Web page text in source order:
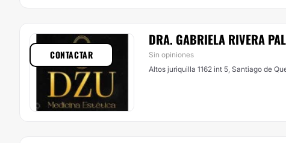
DRA. GABRIELA RIVERA
Sin opiniones
Altos juriquilla 1162 int 5, Santiago de
CONTACTAR